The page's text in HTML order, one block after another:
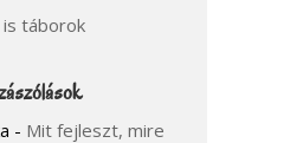
is táborok
- Mit fejleszt, mire